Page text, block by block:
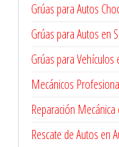
Grúas para Autos
Grúas para Autos en
Grúas para Vehículos
Mecánicos
Reparación Mecánica
Rescate de Autos en